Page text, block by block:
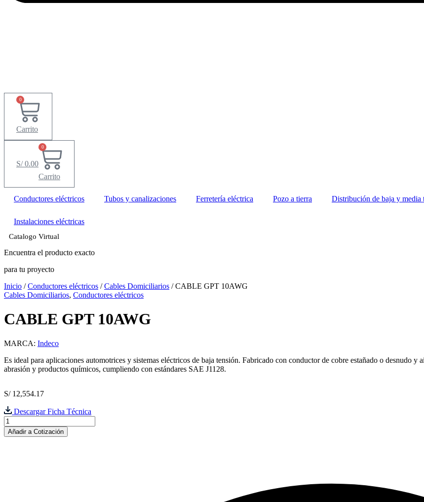
0
Carrito
S/0.00
0
Carrito
Conductores eléctricos Tubos y canalizaciones Ferretería eléctrica Pozo a tierra Distribución de baja y media
Instalaciones eléctricas
Catalogo Virtual
Encuentra el producto exacto
para tu proyecto
Inicio /Conductores eléctricos /Cables Domiciliarios / CABLE GPT 10AWG
Cables Domiciliarios, Conductores eléctricos
CABLE GPT 10AWG
MARCA: Indeco
Es ideal para aplicaciones automotrices y sistemas eléctricos de baja tensión. Fabricado con conductor de cobre estañado o desnudo
abrasión y productos químicos, cumpliendo con estándares SAE J1128.
S/12,554.17
Descargar Ficha Técnica
CABLE
GPT
10AWG
Añadir a Cotización